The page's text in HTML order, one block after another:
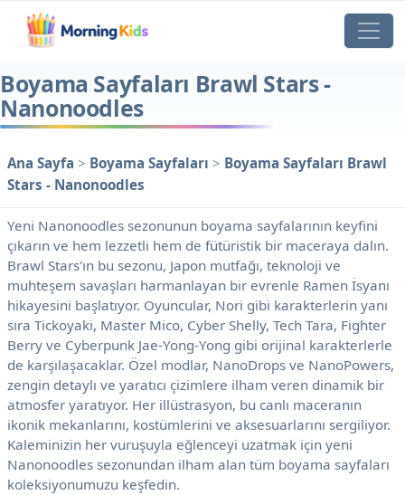
Boyama Sayfaları Brawl Stars -
Nanonoodles
Ana Sayfa > Boyama Sayfaları > Boyama Sayfaları Brawl
Stars - Nanonoodles
Yeni Nanonoodles sezonunun boyama sayfalarının keyfini
çıkarın ve hem lezzetli hem de fütüristik bir maceraya dalın.
Brawl Stars'ın bu sezonu, Japon mutfağı, teknoloji ve
muhteşem savaşları harmanlayan bir evrenle Ramen İsyanı
hikayesini başlatıyor. Oyuncular, Nori gibi karakterlerin yanı
sıra Tickoyaki, Master Mico, Cyber ​​Shelly, Tech Tara, Fighter
Berry ve Cyberpunk Jae-Yong-Yong gibi orijinal karakterlerle
de karşılaşacaklar. Özel modlar, NanoDrops ve NanoPowers,
zengin detaylı ve yaratıcı çizimlere ilham veren dinamik bir
atmosfer yaratıyor. Her illüstrasyon, bu canlı maceranın
ikonik mekanlarını, kostümlerini ve aksesuarlarını sergiliyor.
Kaleminizin her vuruşuyla eğlenceyi uzatmak için yeni
Nanonoodles sezonundan ilham alan tüm boyama sayfaları
koleksiyonumuzu keşfedin.